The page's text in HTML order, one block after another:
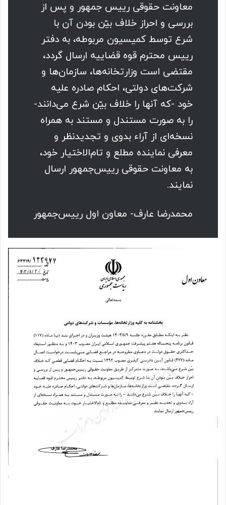
معاونت حقوقی رییس جمهور و پس از
بررسی و احراز خلاف بیّن بودن آن با
شرع توسط کمیسیون مربوطه، به دفتر
رییس محترم قوه قضاییه ارسال گردد،
مقتضی است وزارتخانه‌ها، سازمان‌ها و
شرکت‌های دولتی، احکام صادره علیه
خود -که آنها را خلاف بیّن شرع می‌دانند-
را به صورت مستندل و مستند به همراه
نسخه‌ای از آراء بدوی و تجدیدنظر و
معرفی نماینده مطلع و تام‌الاختیار خود،
به معاونت حقوقی رییس‌جمهور ارسال
نمایند.
محمدرضا عارف- معاون اول رییس‌جمهور